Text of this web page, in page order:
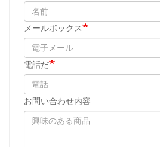
メールボックス
電話だ
お問い合わせ内容